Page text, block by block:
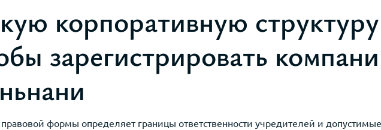
корпоративную
зарегистрировать
формы определяет границы ответственности учредителей и